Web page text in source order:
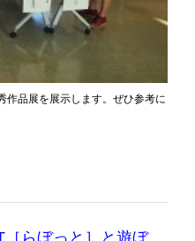
作品展を展示します。ぜひ参考に
らぼっと］と遊ぼ